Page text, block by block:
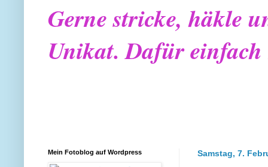
Gerne stricke, häkle
Unikat. Dafür
Samstag, 7.
Mein Fotoblog auf Wordpress